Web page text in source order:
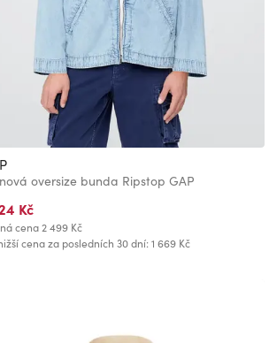
oversize bunda Ripstop GAP
Kč
cena2 499 Kč
cena za posledních 30 dní: 1 669 Kč